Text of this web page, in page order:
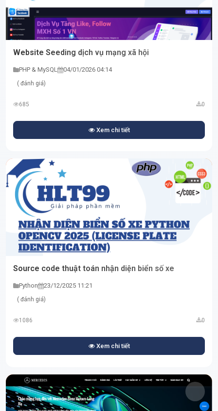
Website Seeding dịch vụ mạng xã hội
PHP & MySQL 04/01/2026 04:14
( đánh giá)
685 0
Xem chi tiết
Source code thuật toán nhận diện biển số xe
Python 23/12/2025 11:21
( đánh giá)
1086 0
Xem chi tiết